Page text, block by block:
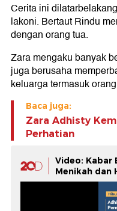
Cerita ini
lakoni. Bertaut Rindu
dengan orang tua.
Zara mengaku banyak
juga berusaha
keluarga termasuk
Baca juga:
Zara Adhisty
Perhatian
Video: Kabar
Menikah dan